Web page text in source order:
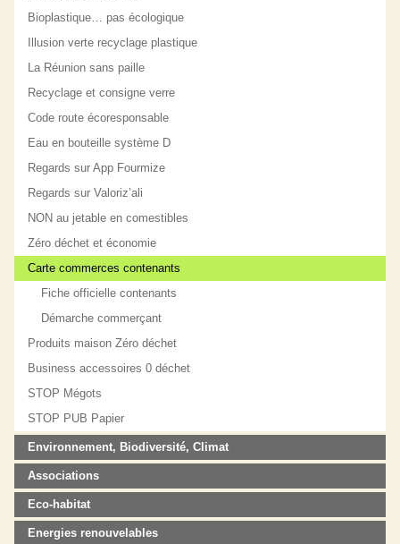
Bioplastique… pas écologique
Illusion verte recyclage plastique
La Réunion sans paille
Recyclage et consigne verre
Code route écoresponsable
Eau en bouteille système D
Regards sur App Fourmize
Regards sur Valoriz’ali
NON au jetable en comestibles
Zéro déchet et économie
Carte commerces contenants
Fiche officielle contenants
Démarche commerçant
Produits maison Zéro déchet
Business accessoires 0 déchet
STOP Mégots
STOP PUB Papier
Environnement, Biodiversité, Climat
Associations
Eco-habitat
Energies renouvelables